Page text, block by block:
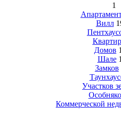
1
Вилл
Квартир
Домов
Шале
Замков
Участков
Коммерческой